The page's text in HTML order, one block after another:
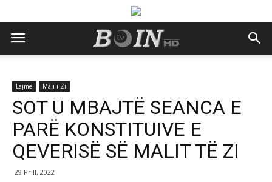
Lajme Mali i Zi
SOT U MBAJTË SEANCA E
PARË KONSTITUIVE E
QEVERISË SË MALIT TË ZI
29 Prill, 2022